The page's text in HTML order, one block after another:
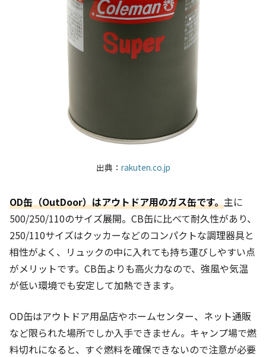
出典： rakuten.co.jp
OD缶（OutDoor）はアウトドア用のガス缶です。主に
500/250/110のサイズ展開。CB缶に比べて耐久性があり、
250/110サイズはクッカーなどのコンパクトな調理器具と
相性がよく 、リュックの中に入れても持ち運びしやすい点
がメリットです。CB缶よりも高火力なので、強風や気温
が低い環境でも安定して加熱できます。
OD缶はアウトドア用品店やホームセンター、ネット通販
など限られた場所でしか入手できません。キャンプ場で燃
料切れになると、すぐ燃料を確保できないので注意が必要